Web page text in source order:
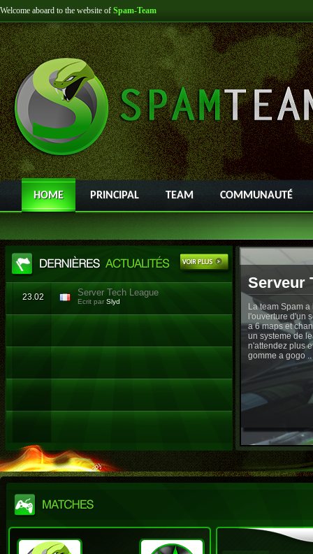
Welcome aboard to the website of Spam-Team
HOME PRINCIPAL TEAM COMMUNAUTÉ
23.02 Server Tech League
Ecrit par Slyd
Serveur
La team Spam
l'ouverture d'un
a 6 maps et
un systeme de
n'attendez plus
gomme a gogo ..